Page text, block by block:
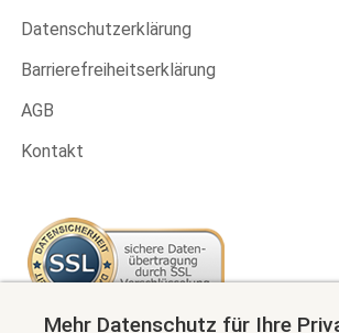
Datenschutzerklärung
Barrierefreiheitserklärung
AGB
Kontakt
Mehr Datenschutz für Ihre